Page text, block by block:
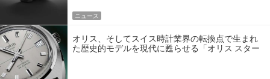
ニュース
オリス、そしてスイス時計業界の転換点で生まれ
た歴史的モデルを現代に甦らせる「オリス スター